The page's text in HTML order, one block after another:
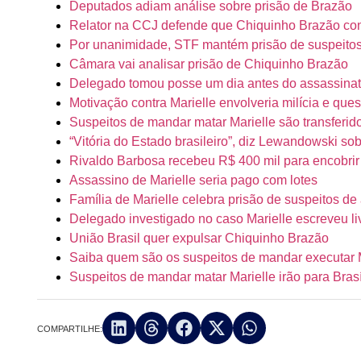
Deputados adiam análise sobre prisão de Brazão
Relator na CCJ defende que Chiquinho Brazão
Por unanimidade, STF mantém prisão de
Câmara vai analisar prisão de Chiquinho Brazão
Delegado tomou posse um dia antes do
Motivação contra Marielle envolveria milícia e
Suspeitos de mandar matar Marielle são
“Vitória do Estado brasileiro”, diz Lewandowski
Rivaldo Barbosa recebeu R$ 400 mil para
Assassino de Marielle seria pago com lotes
Família de Marielle celebra prisão de suspeitos de
Delegado investigado no caso Marielle escreveu
União Brasil quer expulsar Chiquinho Brazão
Saiba quem são os suspeitos de mandar executar
Suspeitos de mandar matar Marielle irão para
COMPARTILHE: